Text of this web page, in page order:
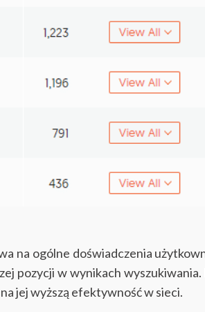
na ogólne doświadczenia
pozycji w wynikach
jej wyższą efektywność w sieci.